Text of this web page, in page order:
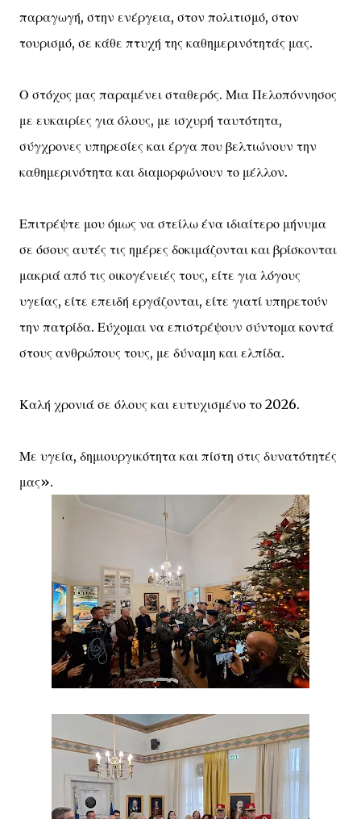
παραγωγή, στην ενέργεια, στον πολιτισμό, στον
τουρισμό, σε κάθε πτυχή της καθημερινότητάς μας.
Ο στόχος μας παραμένει σταθερός. Μια Πελοπόννησος
με ευκαιρίες για όλους, με ισχυρή ταυτότητα,
σύγχρονες υπηρεσίες και έργα που βελτιώνουν την
καθημερινότητα και διαμορφώνουν το μέλλον.
Επιτρέψτε μου όμως να στείλω ένα ιδιαίτερο μήνυμα
σε όσους αυτές τις ημέρες δοκιμάζονται και βρίσκονται
μακριά από τις οικογένειές τους, είτε για λόγους
υγείας, είτε επειδή εργάζονται, είτε γιατί υπηρετούν
την πατρίδα. Εύχομαι να επιστρέψουν σύντομα κοντά
στους ανθρώπους τους, με δύναμη και ελπίδα.
Καλή χρονιά σε όλους και ευτυχισμένο το 2026.
Με υγεία, δημιουργικότητα και πίστη στις δυνατότητές
μας».